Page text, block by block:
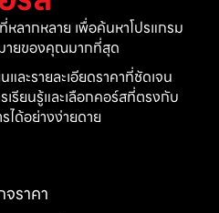
หลากหลาย เพื่อค้นหาโปรแกรม
มายของคุณมากที่สุด
ละรายละเอียดราคาที่ชัดเจน
รียนรู้และเลือกคอร์สที่ตรงกับ
ได้อย่างง่ายดาย
จราคา